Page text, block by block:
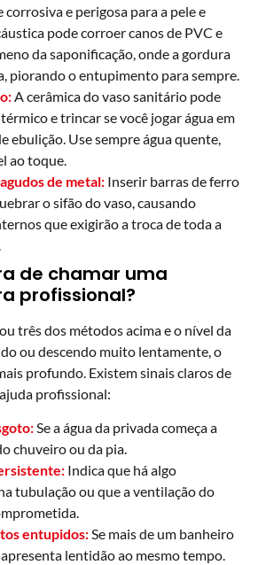
e perigosa para a pele e
pode corroer canos de PVC e
da saponificação, onde a gordura
piorando o entupimento para sempre.
A cerâmica do vaso sanitário pode
e trincar se você jogar água em
ebulição. Use sempre água quente,
ao toque.
de metal: Inserir barras de ferro
o sifão do vaso, causando
que exigirão a troca de toda a
de chamar uma
profissional?
três dos métodos acima e o nível da
ou descendo muito lentamente, o
profundo. Existem sinais claros de
profissional:
Se a água da privada começa a
chuveiro ou da pia.
Indica que há algo
tubulação ou que a ventilação do
entupidos:Se mais de um banheiro
lentidão ao mesmo tempo.